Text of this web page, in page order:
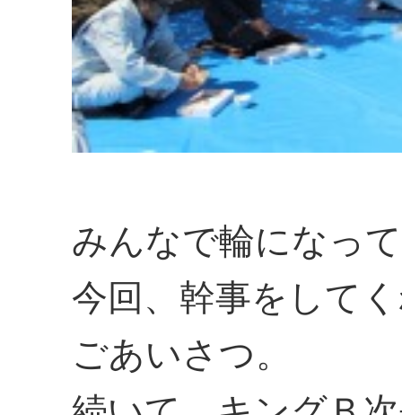
みんなで輪になっ
今回、幹事をして
ごあいさつ。